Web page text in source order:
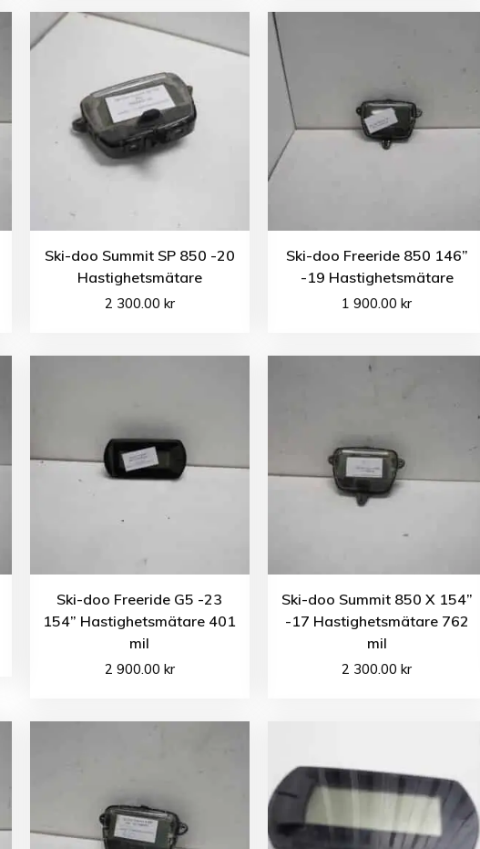
Ski-doo Summit SP 850 -20
Hastighetsmätare
2 300.00 kr
Ski-doo Freeride 850 146”
-19 Hastighetsmätare
1 900.00kr
Ski-doo Freeride G5 -23
154” Hastighetsmätare 401
mil
2 900.00 kr
Ski-doo Summit 850 X 154”
-17 Hastighetsmätare 762
mil
2 300.00kr